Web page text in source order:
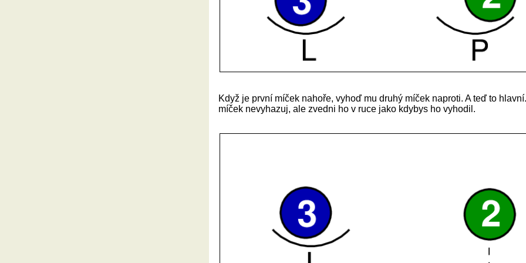
Když je první míček nahoře, vyhoď mu druhý míček naproti. A teď to
míček nevyhazuj, ale zvedni ho v ruce jako kdybys ho vyhodil.